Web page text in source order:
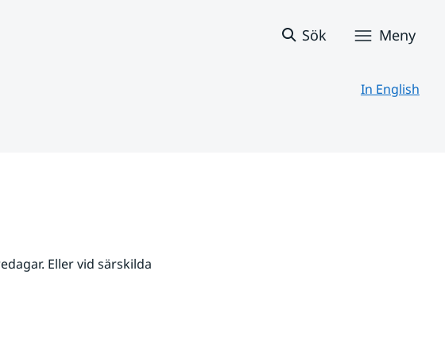
Sök Meny
In English
Eller vid särskilda